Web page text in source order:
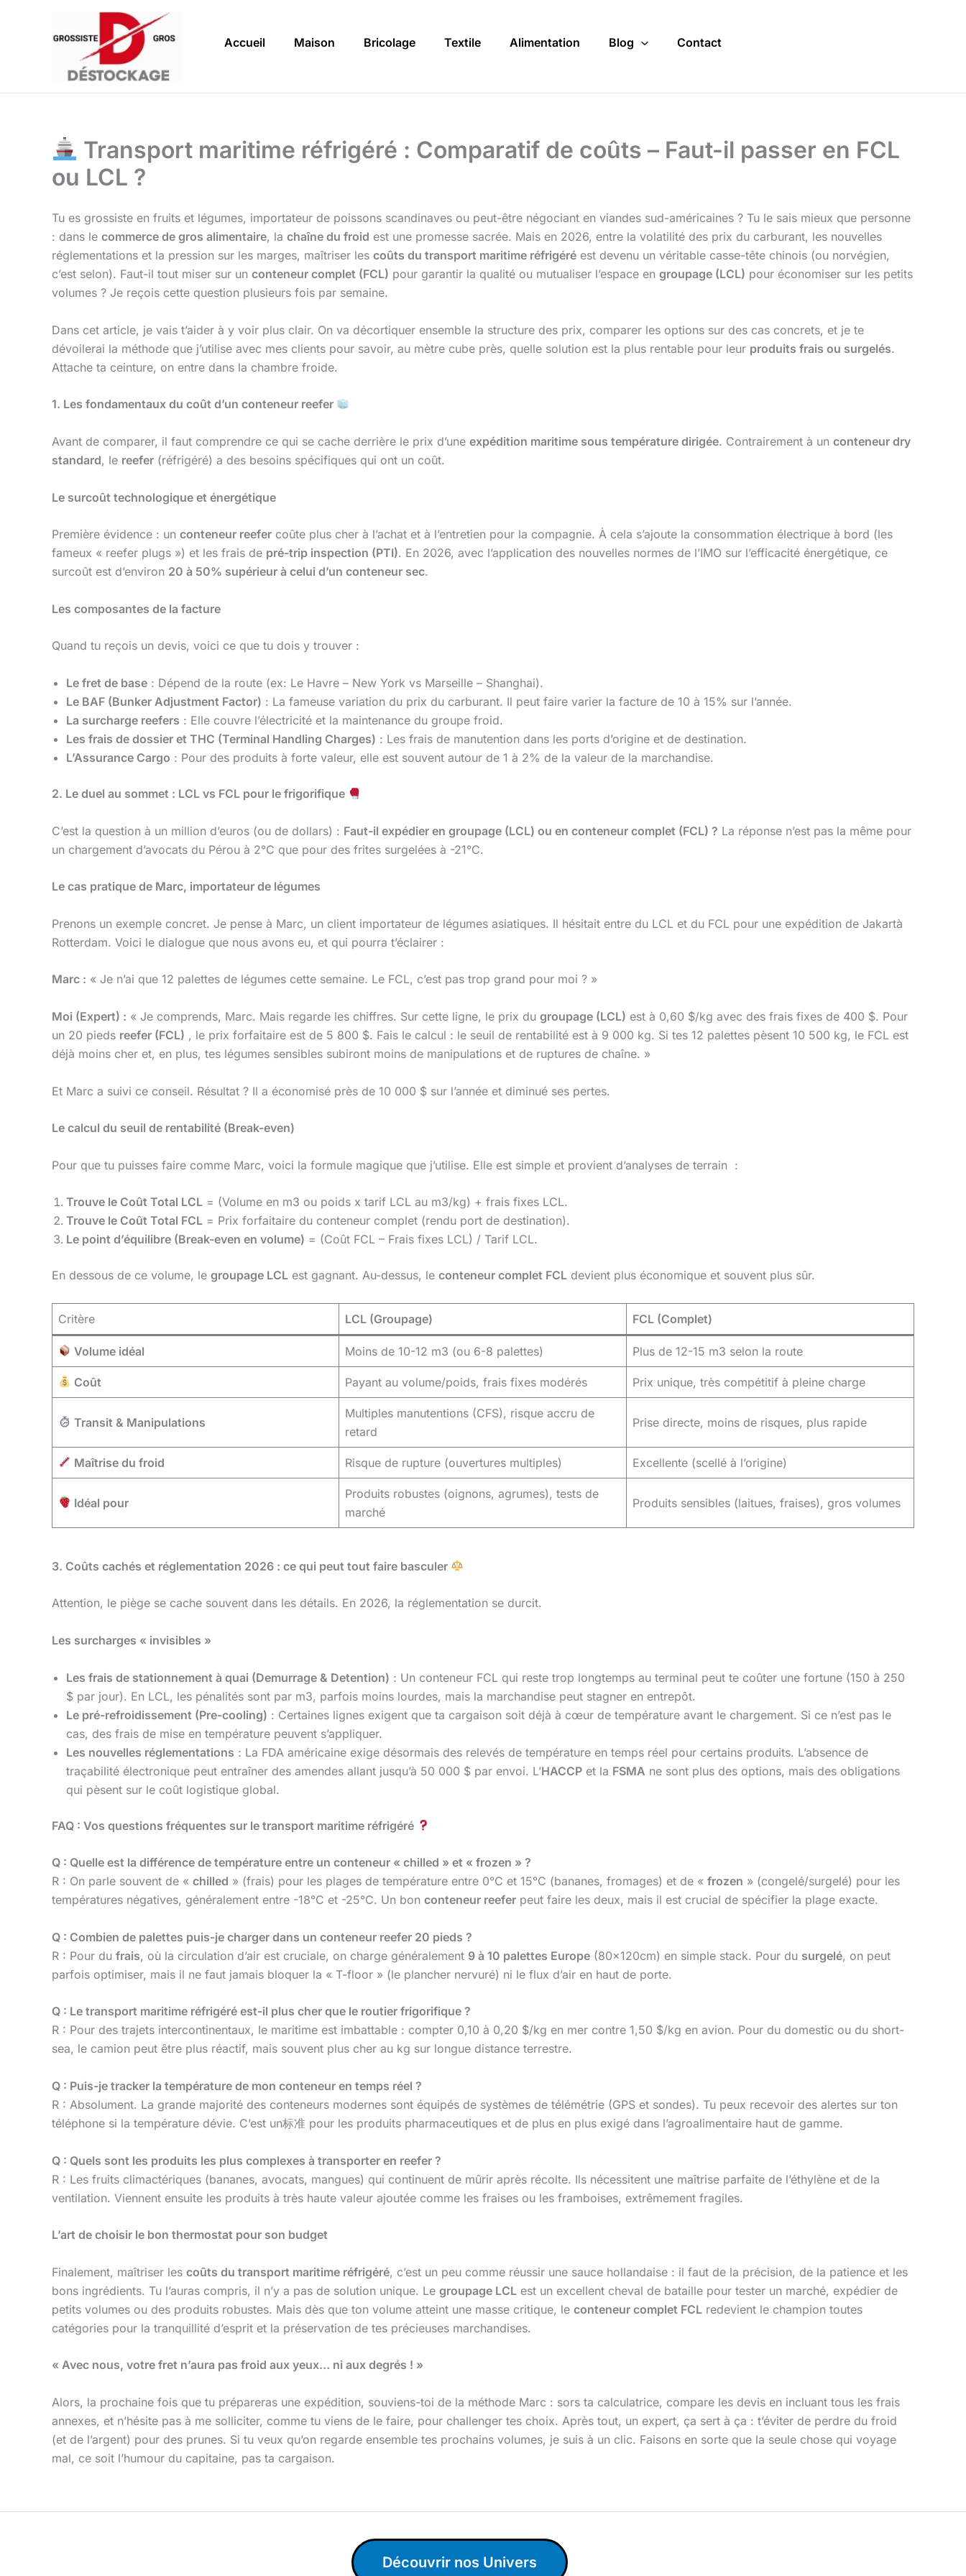
Accueil Maison Bricolage Textile Alimentation Blog Contact
Transport maritime réfrigéré : Comparatif de coûts – Faut-il passer en FCL
ou LCL ?
Tu es grossiste en fruits et légumes, importateur de poissons scandinaves ou peut-être négociant en viandes sud-américaines ? Tu le sais mieux que personne
: dans le commerce de gros alimentaire, la chaîne du froid est une promesse sacrée. Mais en 2026, entre la volatilité des prix du carburant, les nouvelles
réglementations et la pression sur les marges, maîtriser les coûts du transport maritime réfrigéré est devenu un véritable casse-tête chinois (ou norvégien,
c’est selon). Faut-il tout miser sur un conteneur complet (FCL) pour garantir la qualité ou mutualiser l’espace en groupage (LCL) pour économiser sur les petits
volumes ? Je reçois cette question plusieurs fois par semaine.
Dans cet article, je vais t’aider à y voir plus clair. On va décortiquer ensemble la structure des prix, comparer les options sur des cas concrets, et je te
dévoilerai la méthode que j’utilise avec mes clients pour savoir, au mètre cube près, quelle solution est la plus rentable pour leur produits frais ou surgelés.
Attache ta ceinture, on entre dans la chambre froide.
1. Les fondamentaux du coût d’un conteneur reefer
Avant de comparer, il faut comprendre ce qui se cache derrière le prix d’une expédition maritime sous température dirigée. Contrairement à un conteneur dry
standard, le reefer (réfrigéré) a des besoins spécifiques qui ont un coût.
Le surcoût technologique et énergétique
Première évidence : un conteneur reefer coûte plus cher à l’achat et à l’entretien pour la compagnie. À cela s’ajoute la consommation électrique à bord (les
fameux « reefer plugs ») et les frais de pré-trip inspection (PTI). En 2026, avec l’application des nouvelles normes de l’IMO sur l’efficacité énergétique, ce
surcoût est d’environ 20 à 50% supérieur à celui d’un conteneur sec.
Les composantes de la facture
Quand tu reçois un devis, voici ce que tu dois y trouver :
Le fret de base : Dépend de la route (ex: Le Havre – New York vs Marseille – Shanghai).
Le BAF (Bunker Adjustment Factor) : La fameuse variation du prix du carburant. Il peut faire varier la facture de 10 à 15% sur l’année.
La surcharge reefers : Elle couvre l’électricité et la maintenance du groupe froid.
Les frais de dossier et THC (Terminal Handling Charges) : Les frais de manutention dans les ports d’origine et de destination.
L’Assurance Cargo : Pour des produits à forte valeur, elle est souvent autour de 1 à 2% de la valeur de la marchandise.
2. Le duel au sommet : LCL vs FCL pour le frigorifique
C’est la question à un million d’euros (ou de dollars) : Faut-il expédier en groupage (LCL) ou en conteneur complet (FCL) ? La réponse n’est pas la même pour
un chargement d’avocats du Pérou à 2°C que pour des frites surgelées à -21°C.
Le cas pratique de Marc, importateur de légumes
Prenons un exemple concret. Je pense à Marc, un client importateur de légumes asiatiques. Il hésitait entre du LCL et du FCL pour une expédition de Jakartà
Rotterdam. Voici le dialogue que nous avons eu, et qui pourra t’éclairer :
Marc : « Je n’ai que 12 palettes de légumes cette semaine. Le FCL, c’est pas trop grand pour moi ? »
Moi (Expert) : « Je comprends, Marc. Mais regarde les chiffres. Sur cette ligne, le prix du groupage (LCL) est à 0,60 $/kg avec des frais fixes de 400 $. Pour
un 20 pieds reefer (FCL) , le prix forfaitaire est de 5 800 $. Fais le calcul : le seuil de rentabilité est à 9 000 kg. Si tes 12 palettes pèsent 10 500 kg, le FCL est
déjà moins cher et, en plus, tes légumes sensibles subiront moins de manipulations et de ruptures de chaîne. »
Et Marc a suivi ce conseil. Résultat ? Il a économisé près de 10 000 $ sur l’année et diminué ses pertes.
Le calcul du seuil de rentabilité (Break-even)
Pour que tu puisses faire comme Marc, voici la formule magique que j’utilise. Elle est simple et provient d’analyses de terrain :
Trouve le Coût Total LCL = (Volume en m3 ou poids x tarif LCL au m3/kg) + frais fixes LCL.
Trouve le Coût Total FCL = Prix forfaitaire du conteneur complet (rendu port de destination).
Le point d’équilibre (Break-even en volume) = (Coût FCL – Frais fixes LCL) / Tarif LCL.
En dessous de ce volume, le groupage LCL est gagnant. Au-dessus, le conteneur complet FCL devient plus économique et souvent plus sûr.
Critère LCL (Groupage) FCL (Complet)
Volume idéal Moins de 10-12 m3 (ou 6-8 palettes) Plus de 12-15 m3 selon la route
Coût Payant au volume/poids, frais fixes modérés Prix unique, très compétitif à pleine charge
Transit & Manipulations
Multiples manutentions (CFS), risque accru de
retard
Prise directe, moins de risques, plus rapide
Maîtrise du froid Risque de rupture (ouvertures multiples) Excellente (scellé à l’origine)
Idéal pour
Produits robustes (oignons, agrumes), tests de
marché
Produits sensibles (laitues, fraises), gros volumes
3. Coûts cachés et réglementation 2026 : ce qui peut tout faire basculer
Attention, le piège se cache souvent dans les détails. En 2026, la réglementation se durcit.
Les surcharges « invisibles »
Les frais de stationnement à quai (Demurrage & Detention) : Un conteneur FCL qui reste trop longtemps au terminal peut te coûter une fortune (150 à 250
$ par jour). En LCL, les pénalités sont par m3, parfois moins lourdes, mais la marchandise peut stagner en entrepôt.
Le pré-refroidissement (Pre-cooling) : Certaines lignes exigent que ta cargaison soit déjà à cœur de température avant le chargement. Si ce n’est pas le
cas, des frais de mise en température peuvent s’appliquer.
Les nouvelles réglementations : La FDA américaine exige désormais des relevés de température en temps réel pour certains produits. L’absence de
traçabilité électronique peut entraîner des amendes allant jusqu’à 50 000 $ par envoi. L’HACCP et la FSMA ne sont plus des options, mais des obligations
qui pèsent sur le coût logistique global.
FAQ : Vos questions fréquentes sur le transport maritime réfrigéré
Q : Quelle est la différence de température entre un conteneur « chilled » et « frozen » ?
R : On parle souvent de « chilled » (frais) pour les plages de température entre 0°C et 15°C (bananes, fromages) et de « frozen » (congelé/surgelé) pour les
températures négatives, généralement entre -18°C et -25°C. Un bon conteneur reefer peut faire les deux, mais il est crucial de spécifier la plage exacte.
Q : Combien de palettes puis-je charger dans un conteneur reefer 20 pieds ?
R : Pour du frais, où la circulation d’air est cruciale, on charge généralement 9 à 10 palettes Europe (80x120cm) en simple stack. Pour du surgelé, on peut
parfois optimiser, mais il ne faut jamais bloquer la « T-floor » (le plancher nervuré) ni le flux d’air en haut de porte.
Q : Le transport maritime réfrigéré est-il plus cher que le routier frigorifique ?
R : Pour des trajets intercontinentaux, le maritime est imbattable : compter 0,10 à 0,20 $/kg en mer contre 1,50 $/kg en avion. Pour du domestic ou du short-
sea, le camion peut être plus réactif, mais souvent plus cher au kg sur longue distance terrestre.
Q : Puis-je tracker la température de mon conteneur en temps réel ?
R : Absolument. La grande majorité des conteneurs modernes sont équipés de systèmes de télémétrie (GPS et sondes). Tu peux recevoir des alertes sur ton
téléphone si la température dévie. C’est un标准 pour les produits pharmaceutiques et de plus en plus exigé dans l’agroalimentaire haut de gamme.
Q : Quels sont les produits les plus complexes à transporter en reefer ?
R : Les fruits climactériques (bananes, avocats, mangues) qui continuent de mûrir après récolte. Ils nécessitent une maîtrise parfaite de l’éthylène et de la
ventilation. Viennent ensuite les produits à très haute valeur ajoutée comme les fraises ou les framboises, extrêmement fragiles.
L’art de choisir le bon thermostat pour son budget
Finalement, maîtriser les coûts du transport maritime réfrigéré, c’est un peu comme réussir une sauce hollandaise : il faut de la précision, de la patience et les
bons ingrédients. Tu l’auras compris, il n’y a pas de solution unique. Le groupage LCL est un excellent cheval de bataille pour tester un marché, expédier de
petits volumes ou des produits robustes. Mais dès que ton volume atteint une masse critique, le conteneur complet FCL redevient le champion toutes
catégories pour la tranquillité d’esprit et la préservation de tes précieuses marchandises.
« Avec nous, votre fret n’aura pas froid aux yeux… ni aux degrés ! »
Alors, la prochaine fois que tu prépareras une expédition, souviens-toi de la méthode Marc : sors ta calculatrice, compare les devis en incluant tous les frais
annexes, et n’hésite pas à me solliciter, comme tu viens de le faire, pour challenger tes choix. Après tout, un expert, ça sert à ça : t’éviter de perdre du froid
(et de l’argent) pour des prunes. Si tu veux qu’on regarde ensemble tes prochains volumes, je suis à un clic. Faisons en sorte que la seule chose qui voyage
mal, ce soit l’humour du capitaine, pas ta cargaison.
Découvrir nos Univers